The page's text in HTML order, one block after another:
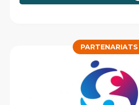
PARTENARIATS